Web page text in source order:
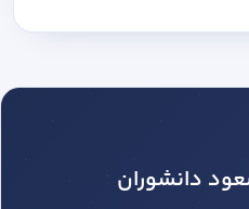
دانشوران